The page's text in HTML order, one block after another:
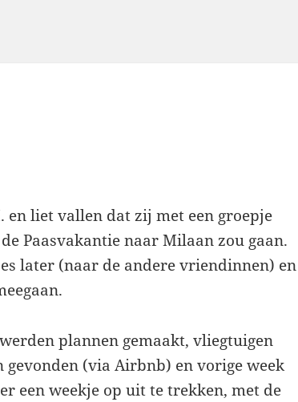
liet vallen dat zij met een groepje
Paasvakantie naar Milaan zou gaan.
later (naar de andere vriendinnen) en
plannen gemaakt, vliegtuigen
gevonden (via Airbnb) en vorige week
een weekje op uit te trekken, met de